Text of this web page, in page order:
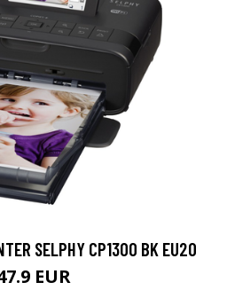
SELPHY CP1300 BK EU20
EUR